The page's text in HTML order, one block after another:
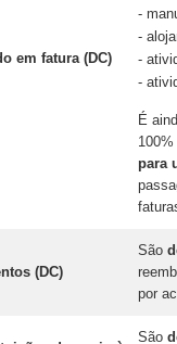
em fatura (DC)
-
-
-
-
É
para
(DC)
São
por
São